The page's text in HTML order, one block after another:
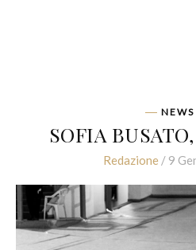
NEWS
SOFIA
Redazione/ 9